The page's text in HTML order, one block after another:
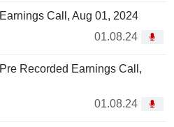
Call, Aug 01, 2024
01.08.24
Recorded Earnings Call,
01.08.24